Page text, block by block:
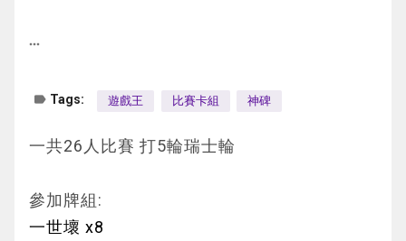
more_horiz
label Tags: 遊戲王 比賽卡組 神碑
一共26人比賽 打5輪瑞士輪
參加牌組:
一世壞 x8